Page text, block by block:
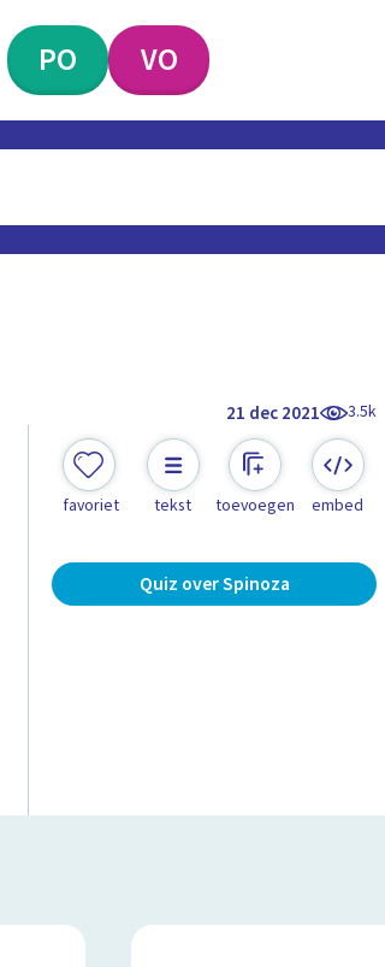
PO VO
21 dec 2021 3.5k
favoriet tekst toevoegen embed
Quiz over Spinoza